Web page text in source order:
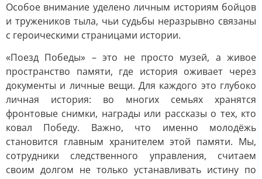
Особое внимание уделено личным историям бойцов
и тружеников тыла, чьи судьбы неразрывно связаны
с героическими страницами истории.
«Поезд Победы» – это не просто музей, а живое
пространство памяти, где история оживает через
документы и личные вещи. Для каждого это глубоко
личная история: во многих семьях хранятся
фронтовые снимки, награды или рассказы о тех, кто
ковал Победу. Важно, что именно молодёжь
становится главным хранителем этой памяти. Мы,
сотрудники следственного управления, считаем
своим долгом не только устанавливать истину по